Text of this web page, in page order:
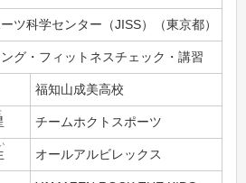
ツ科学センター（JISS）（東京都）
グ・フィットネスチェック・講習
福知山成美高校
チームホクトスポーツ
オールアルビレックス